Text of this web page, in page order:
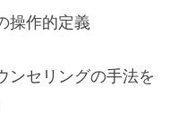
操作的定義
ンセリングの手法を